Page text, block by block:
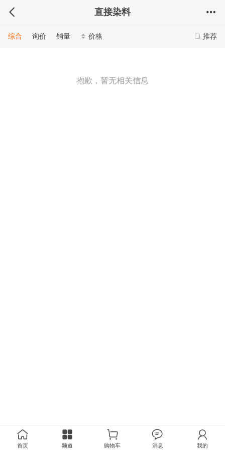
直接染料
推荐
综合 询价 销量 价格
抱歉，暂无相关信息
首页 频道 购物车 消息 我的